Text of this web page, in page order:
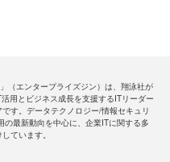
（エンタープライズジン）は、翔泳社が
用とビジネス成長を支援するITリーダー
す。データテクノロジー/情報セキュリ
の最新動向を中心に、企業ITに関する多
ています。